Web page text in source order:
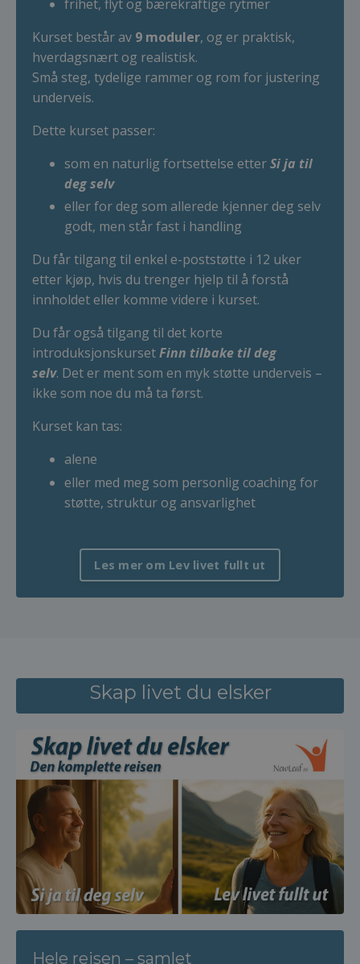
frihet, flyt og bærekraftige rytmer
Kurset består av 9 moduler, og er praktisk,
hverdagsnært og realistisk.
Små steg, tydelige rammer og rom for justering
underveis.
Dette kurset passer:
som en naturlig fortsettelse etterSi ja til
deg selv
eller for deg som allerede kjenner deg selv
godt, men står fast i handling
Du får tilgang til enkel e-poststøtte i 12 uker
etter kjøp, hvis du trenger hjelp til å forstå
innholdet eller komme videre i kurset.
Du får også tilgang til det korte
introduksjonskursetFinn tilbake til deg
selv. Det er ment som en myk støtte underveis –
ikke som noe du må ta først.
Kurset kan tas:
alene
eller med meg som personlig coaching for
støtte, struktur og ansvarlighet
Les mer om Lev livet fullt ut
Skap livet du elsker
Hele reisen – samlet